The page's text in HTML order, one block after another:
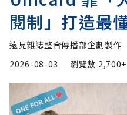
閱制」打造最
遠見雜誌整合傳播部企劃製作
2026-08-03
瀏覽數 2,700+